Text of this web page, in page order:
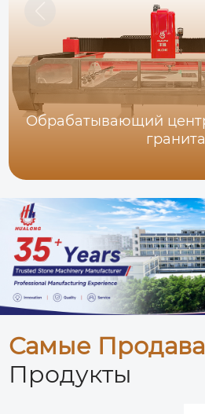
Обрабатывающий
гранита
Самые
Продукты